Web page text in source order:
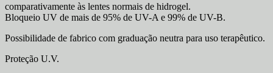
comparativamente às lentes normais de hidrogel.
Bloqueio UV de mais de 95% de UV-A e 99% de UV-B.
Possibilidade de fabrico com graduação neutra para uso terapêutico.
Proteção U.V.